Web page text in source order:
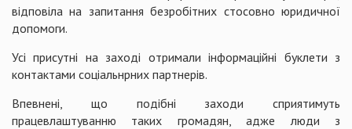
відповіла на запитання безробітних стосовно юридичної
допомоги.
Усі присутні на заході отримали інформаційні буклети з
контактами соціальнрних партнерів.
Впевнені, що подібні заходи сприятимуть
працевлаштуванню таких громадян, адже люди з